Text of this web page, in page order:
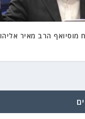
הרב מאיר אליהו